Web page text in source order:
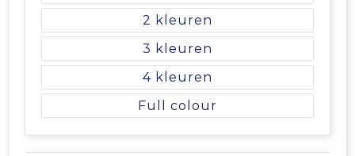
Gehoorbescherming
Reistassen
Rugzakken
2
3
4
Full colour